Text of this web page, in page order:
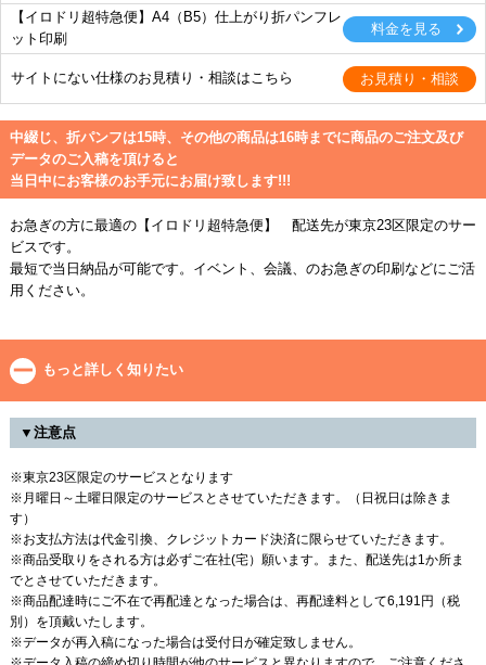
【イロドリ超特急便】A4（B5）仕上がり折パンフレ
ット印刷
サイトにない仕様のお見積り・相談はこちら
中綴じ、折パンフは15時、その他の商品は16時までに商品のご注文及び
データのご入稿を頂けると
当日中にお客様のお手元にお届け致します!!!
お急ぎの方に最適の【イロドリ超特急便】 配送先が東京23区限定のサー
ビスです。
最短で当日納品が可能です。イベント、会議、のお急ぎの印刷などにご活
用ください。
もっと詳しく知りたい
▼注意点
※東京23区限定のサービスとなります
※月曜日～土曜日限定のサービスとさせていただきます。（日祝日は除きま
す）
※お支払方法は代金引換、クレジットカード決済に限らせていただきます。
※商品受取りをされる方は必ずご在社(宅）願います。また、配送先は1か所ま
でとさせていただきます。
※商品配達時にご不在で再配達となった場合は、再配達料として6,191円（税
別）を頂戴いたします。
※データが再入稿になった場合は受付日が確定致しません。